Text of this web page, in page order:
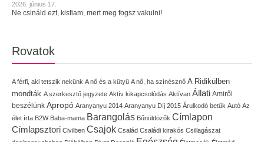
2026. június 17.
Ne csináld ezt, kisfiam, mert meg fogsz vakulni!
Rovatok
A férfi, aki tetszik nekünk A nő és a kütyü A nő, ha színésznő A Ridikülben
mondták A szerkesztő jegyzete Aktív kikapcsolódás Aktívan Állati Amiről
beszélünk Apropó Aranyanyu 2014 Aranyanyu Díj 2015 Árulkodó betűk Autó Az
élet írta B2W Baba-mama Barangolás Bűnüldözők Címlapon
Címlapsztori Civilben Csajok Család Családi kirakós Csillagászat